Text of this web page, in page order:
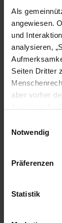
Als
angewiesen.
und
analysieren,
Seiten Dritter
aber vorher
wieder
Notwendig
Präferenzen
Statistik
Themen
Internationale